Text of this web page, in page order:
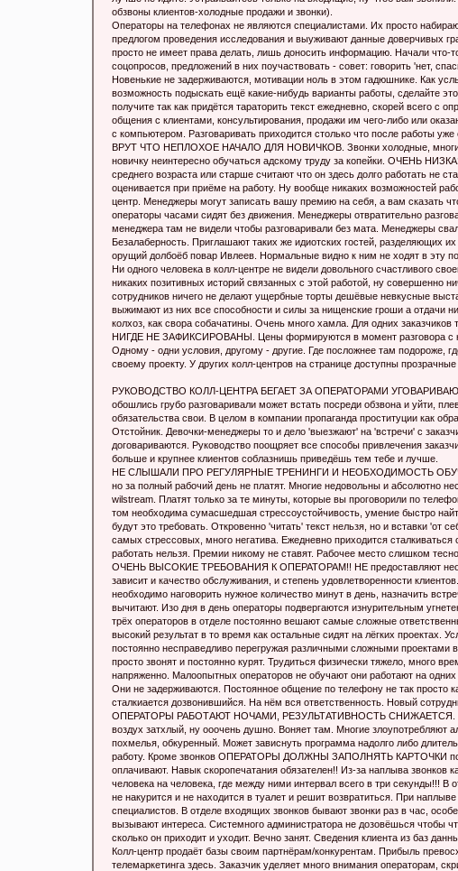
обзвоны клиентов-холодные продажи и звонки).
Операторы на телефонах не являются специалистами. Их просто
предлогом проведения исследования и выуживают данные доверчивых
просто не имеет права делать, лишь доносить информацию. Начали что-
соцопросов, предложений в них поучаствовать - совет: говорить 'нет,
Новенькие не задерживаются, мотивации ноль в этом гадюшнике. Как
возможность подыскать ещё какие-нибудь варианты работы, сделайте
получите так как придётся тараторить текст ежедневно, скорей всего
общения с клиентами, консультирования, продажи им чего-либо или
с компьютером. Разговаривать приходится столько что после работы
ВРУТ ЧТО НЕПЛОХОЕ НАЧАЛО ДЛЯ НОВИЧКОВ. Звонки холодные, многие
новичку неинтересно обучаться адскому труду за копейки. ОЧЕНЬ
среднего возраста или старше считают что он здесь долго работать не
оценивается при приёме на работу. Ну вообще никаких возможностей
центр. Менеджеры могут записать вашу премию на себя, а вам сказать
операторы часами сидят без движения. Менеджеры отвратительно
менеджера там не видели чтобы разговаривали без мата. Менеджеры
Безaлаберность. Приглашают таких же идиoтских гостей,
орущий дoлбоёб повар Ивлеев. Нормальные видно к ним не ходят в эту
Ни одного человека в колл-центре не видели довольного счастливого
никаких позитивных историй связанных с этой работой, ну совершенно
сотрудников ничего не делают ущербные торты дешёвые невкусные
выжимают из них все способности и силы за нищенские гроши а отдачи
колхоз, как свора собачатины. Очень много хaмла. Для одних
НИГДЕ НЕ ЗАФИКСИРОВАНЫ. Цены формируются в момент разговора с
Одному - одни условия, другому - другие. Где посложнее там подороже,
своему проекту. У других колл-центров на странице доступны
РУКОВОДСТВО КОЛЛ-ЦЕНТРА БЕГАЕТ ЗА ОПЕРАТОРАМИ
обошлись грубо разговаривали может встать посреди обзвона и уйти,
обязательства свои. В целом в компании прoпаганда проституции как
Отстойник. Девочки-менеджеры то и дело 'выезжают' на 'встречи' с
договариваются. Руководство поощряет все способы привлечения
больше и крупнее клиентов соблазнишь приведёшь тем тебе и лучше.
НЕ СЛЫШАЛИ ПРО РЕГУЛЯРНЫЕ ТРЕНИНГИ И НЕОБХОДИМОСТЬ
но за полный рабочий день не платят. Многие недовольны и абсолютно
wilstream. Платят только за те минуты, которые вы проговорили по
том необходима сумасшедшая стрессоустойчивость, умение быстро
будут это требовать. Откровенно 'читать' текст нельзя, но и вставки 'от
самых стрессовых, много негатива. Ежедневно приходится
работать нельзя. Премии никому не ставят. Рабочее место слишком
ОЧЕНЬ ВЫСОКИЕ ТРЕБОВАНИЯ К ОПЕРАТОРАМ!! НЕ предоставляют
зависит и качество обслуживания, и степень удовлетворенности
необходимо наговорить нужное количество минут в день, назначить
вычитают. Изо дня в день операторы подвергаются изнурительным
трёх операторов в отделе постоянно вешают самые сложные
высокий результат в то время как остальные сидят на лёгких проектах.
постоянно несправедливо перегружая различными сложными
просто звонят и постоянно курят. Трудиться физически тяжело, много
напряженно. Малоопытных операторов не обучают они работают на одних
Они не задерживаются. Постоянное общение по телефону не так просто
сталкиается дозвонившийся. На нём вся ответственность. Новый
ОПЕРАТОРЫ РАБОТАЮТ НОЧАМИ, РЕЗУЛЬТАТИВНОСТЬ СНИЖАЕТСЯ.
воздух затхлый, ну ооочень душно. Воняет там. Многие злоупотребляют
похмелья, обкуренный. Может зависнуть программа надолго либо
работу. Кроме звонков ОПЕРАТОРЫ ДОЛЖНЫ ЗАПОЛНЯТЬ КАРТОЧКИ по
оплачивают. Навык скоропечатания обязателен!! Из-за наплыва звонков
человека на человека, где между ними интервал всего в три секунды!!! В
не накурится и не находится в туалет и решит возвратиться. При
специалистов. В отделе входящих звонков бывают звонки раз в час,
вызывают интереса. Системного администратора не дозовёшься чтобы
сколько он приходит и уходит. Вечно занят. Сведения клиента из баз
Колл-центр продаёт базы своим партнёрам/конкурентам. Прибыль
телемаркетинга здесь. Заказчик уделяет много внимания операторам,